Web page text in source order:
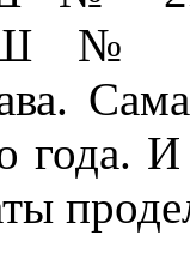
№
года.